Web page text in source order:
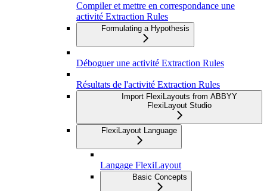
Compiler et mettre en correspondance une
activité Extraction Rules
Formulating a Hypothesis
Déboguer une activité Extraction Rules
Résultats de l'activité Extraction Rules
Import FlexiLayouts from ABBYY
FlexiLayout Studio
FlexiLayout Language
Langage FlexiLayout
Basic Concepts